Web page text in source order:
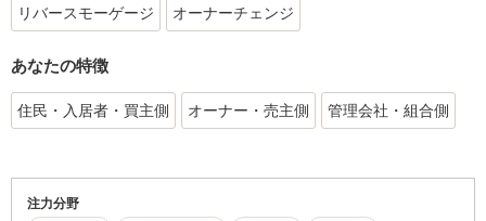
リバースモーゲージ オーナーチェンジ
あなたの特徴
住民・入居者・買主側 オーナー・売主側 管理会社・組合側
注力分野